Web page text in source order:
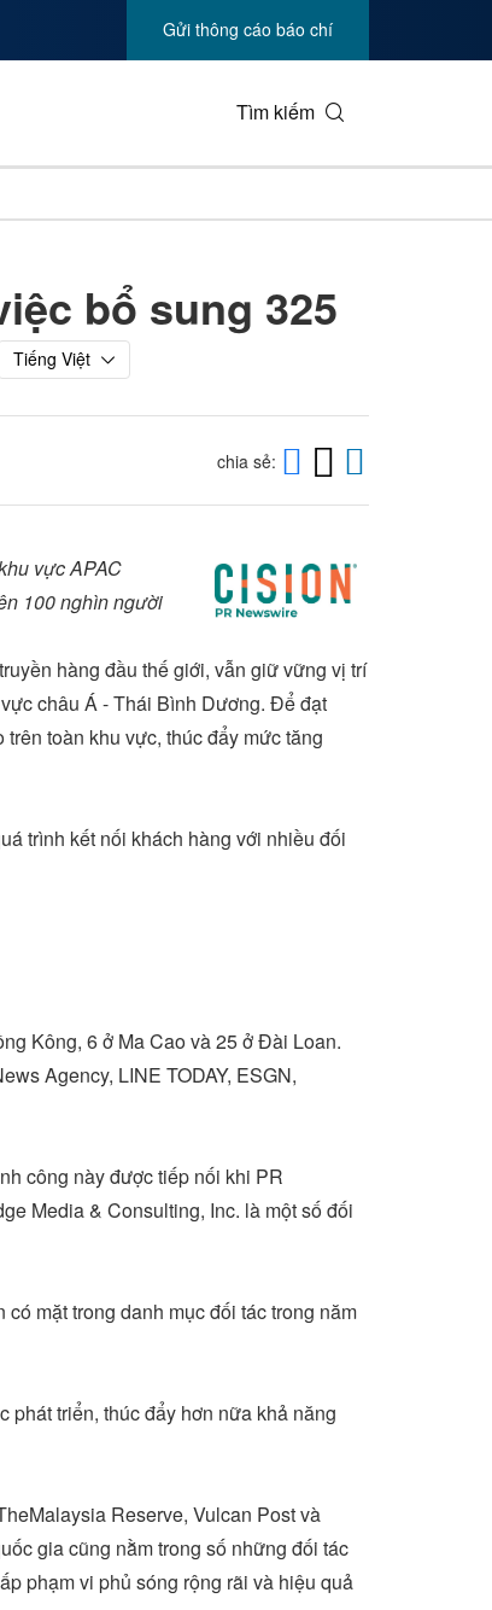
Gửi thông cáo báo chí
Tìm kiếm
Truyền thông giải trí
Y tế
bổ sung 325
Tiếng Việt
chia sẻ:
vực APAC
100 nghìn người
hàng đầu thế giới, vẫn giữ vững vị trí
châu Á - Thái Bình Dương. Để đạt
toàn khu vực, thúc đẩy mức tăng
trình kết nối khách hàng với nhiều đối
Kông, 6 ở Ma Caovà 25 ở Đài Loan.
Agency, LINE TODAY, ESGN,
công này được tiếp nối khi PR
Media & Consulting, Inc. là một số đối
mặt trong danh mục đối tác trong năm
phát triển, thúc đẩy hơn nữa khả năng
Reserve, Vulcan Post và
gia cũng nằm trong số những đối tác
phạm vi phủ sóng rộng rãi và hiệu quả